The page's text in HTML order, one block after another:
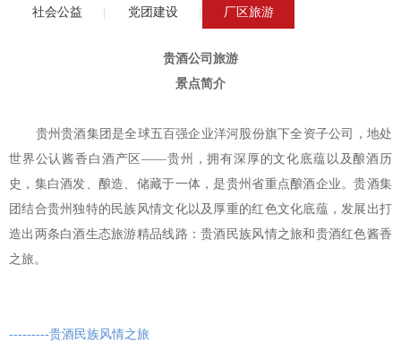
宣传视频
行业动态
乐动手机官方网站,乐动（中国）
贵酒品系列
贵酒贵阳大曲系列
贵酒黔春酒系列
文创产品
社会公益
服务中心
经营者信息
社会招聘
校园招聘
社会公益 党团建设 厂区旅游
贵酒公司旅游
景点简介
贵州贵酒集团是全球五百强企业洋河股份旗下全资子公司，地处
世界公认酱香白酒产区——贵州，拥有深厚的文化底蕴以及酿酒历
史，集白酒发、酿造、储藏于一体，是贵州省重点酿酒企业。贵酒集
团结合贵州独特的民族风情文化以及厚重的红色文化底蕴，发展出打
造出两条白酒生态旅游精品线路：贵酒民族风情之旅和贵酒红色酱香
之旅。
---------贵酒民族风情之旅